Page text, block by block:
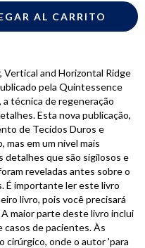
and Horizontal Ridge
pela Quintessence
a técnica de regeneração
Esta nova publicação,
de Tecidos Duros e
mas em um nível mais
detalhes que são sigilosos e
reveladas antes sobre o
É importante ler este livro
livro, pois você precisará
maior parte deste livro inclui
casos de pacientes. Às
cirúrgico, onde o autor 'para